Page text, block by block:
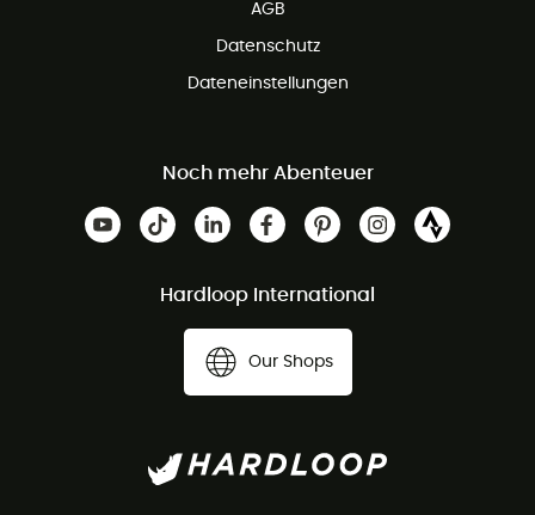
AGB
Datenschutz
Dateneinstellungen
Noch mehr Abenteuer
Hardloop International
Our Shops